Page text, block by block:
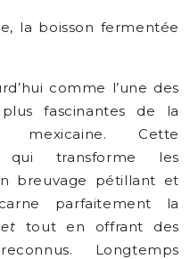
la boisson fermentée
comme l’une des
fascinantes de la
mexicaine. Cette
qui transforme les
breuvage pétillant et
parfaitement la
tout en offrant des
Longtemps